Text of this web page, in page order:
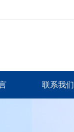
联系我们